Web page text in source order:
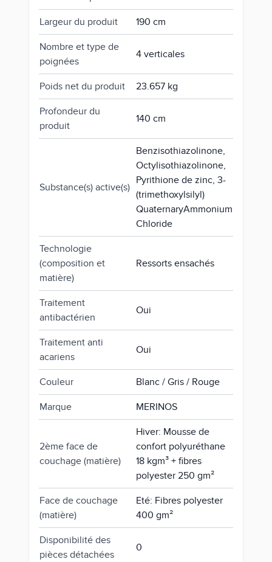
Largeur du produit 190 cm
Nombre et type de
poignées
4 verticales
Poids net du produit 23.657 kg
Profondeur du
produit
140 cm
Substance(s) active(s)
Benzisothiazolinone,
Octylisothiazolinone,
Pyrithione de zinc, 3-
(trimethoxylsilyl)
QuaternaryAmmonium
Chloride
Technologie
(composition et
matière)
Ressorts ensachés
Traitement
antibactérien
Oui
Traitement anti
acariens
Oui
Couleur Blanc / Gris / Rouge
Marque MERINOS
2ème face de
couchage (matière)
Hiver: Mousse de
confort polyuréthane
18 kgm³ + fibres
polyester 250 gm²
Face de couchage
(matière)
Eté: Fibres polyester
400 gm²
Disponibilité des
pièces détachées
0